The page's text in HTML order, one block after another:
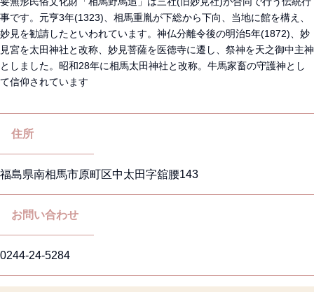
事です。元亨3年(1323)、相馬重胤が下総から下向、当地に館を構え、
妙見を勧請したといわれています。神仏分離令後の明治5年(1872)、妙
見宮を太田神社と改称、妙見菩薩を医徳寺に遷し、祭神を天之御中主神
としました。昭和28年に相馬太田神社と改称。牛馬家畜の守護神とし
て信仰されています
住所
福島県南相馬市原町区中太田字舘腰143
お問い合わせ
0244-24-5284